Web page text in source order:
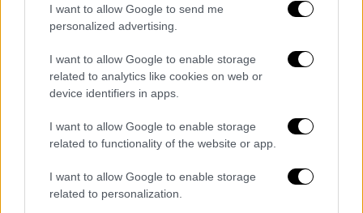
I want to allow Google to send me
personalized advertising.
I want to allow Google to enable storage
related to analytics like cookies on web or
device identifiers in apps.
I want to allow Google to enable storage
related to functionality of the website or app.
I want to allow Google to enable storage
related to personalization.
μάθει να συνεχίζω και να προχωράω
παρακάτω. Πιστεύω ότι ο Θεός μου το
χρωστάει. Όπως και στο Τόκιο μου το
έδωσε, γιατί κατάλαβε κάποια πράγματα που
είχαν γίνει και τότε και δεν ήταν σωστά,
αλλά πάλεψα μέχρι τελικής ρανίδας για να
κρατηθώ, για να μπορέσω να αγωνιστώ σε
στο Λος Άντζελες πιστεύω μπορεί να είναι
ξανά η σειρά μου. Αυτό έχω να πω, ότι θα